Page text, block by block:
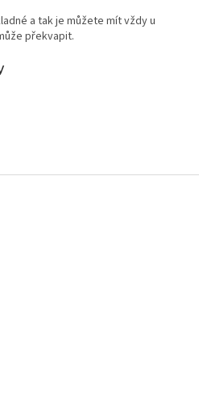
a tak je můžete mít vždy u
překvapit.